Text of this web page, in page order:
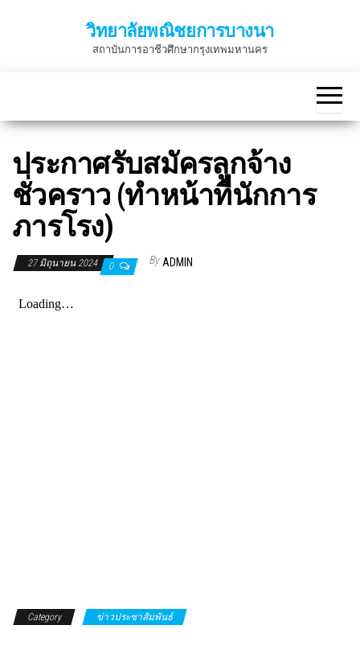
วิทยาลัยพณิชยการบางนา
สถาบันการอาชีวศึกษากรุงเทพมหานคร
ประกาศรับสมัครลูกจ้าง
ชั่วคราว (ทำหน้าที่นักการ
ภารโรง)
27 มิถุนายน 2024 0 By ADMIN
Category ข่าวประชาสัมพันธ์